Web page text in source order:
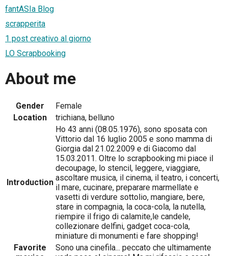
fantASIa Blog
scrapperita
1 post creativo al giorno
LO Scrapbooking
About me
Gender
Female
Location
trichiana, belluno
Introduction
Ho 43 anni (08.05.1976), sono sposata con
Vittorio dal 16 luglio 2005 e sono mamma di
Giorgia dal 21.02.2009 e di Giacomo dal
15.03.2011. Oltre lo scrapbooking mi piace il
decoupage, lo stencil, leggere, viaggiare,
ascoltare musica, il cinema, il teatro, i concerti,
il mare, cucinare, preparare marmellate e
vasetti di verdure sottolio, mangiare, bere,
stare in compagnia, la coca-cola, la nutella,
riempire il frigo di calamite,le candele,
collezionare delfini, gadget coca-cola,
miniature di monumenti e fare shopping!
Favorite
Sono una cinefila... peccato che ultimamente